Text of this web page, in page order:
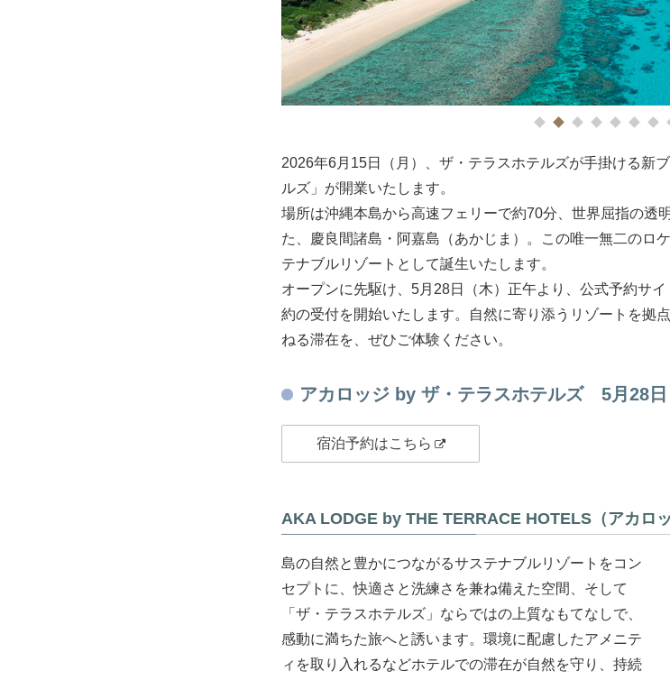
2026年6月15日（月）、ザ・テラスホテルズが手掛ける新
ルズ」が開業いたします。
場所は沖縄本島から高速フェリーで約70分、世界屈指の透
た、慶良間諸島・阿嘉島（あかじま）。この唯一無二のロ
テナブルリゾートとして誕生いたします。
オープンに先駆け、5月28日（木）正午より、公式予約サ
約の受付を開始いたします。自然に寄り添うリゾートを拠
ねる滞在を、ぜひご体験ください。
アカロッジ by ザ・テラスホテルズ 5月28
宿泊予約はこちら
AKA LODGE by THE TERRACE HOTELS（アカロ
島の自然と豊かにつながるサステナブルリゾートをコン
セプトに、快適さと洗練さを兼ね備えた空間、そして
「ザ・テラスホテルズ」ならではの上質なもてなしで、
感動に満ちた旅へと誘います。環境に配慮したアメニテ
ィを取り入れるなどホテルでの滞在が自然を守り、持続